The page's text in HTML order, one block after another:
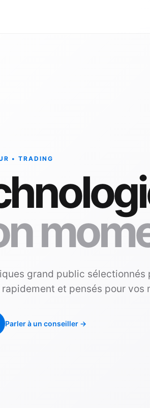
• TRADING
grand public sélectionnés
et pensés pour vos
Parler à un conseiller →